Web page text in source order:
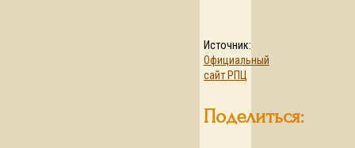
Источник:
Официальный
сайт РПЦ
Поделиться: